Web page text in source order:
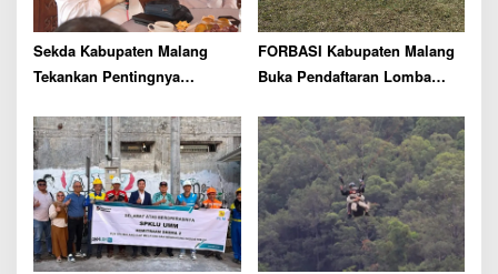
i
o
n
Sekda Kabupaten Malang
Tekankan Pentingnya
SDM dan Sinergi Investasi di
Wagir
FORBASI Kabupaten Malang
Buka Pendaftaran Lomba
Bupati Cup 2026